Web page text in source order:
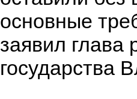
основные
заявил глава
государства